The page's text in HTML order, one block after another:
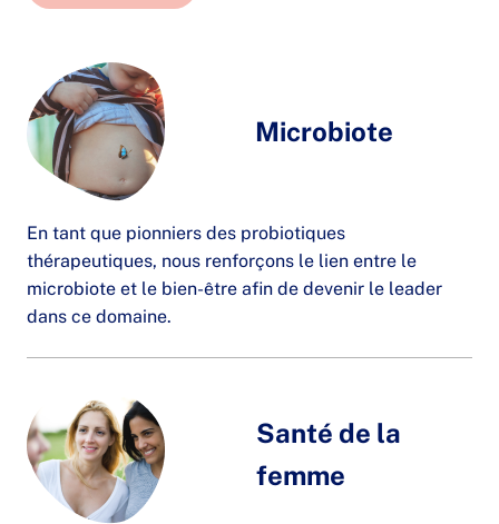
Microbiote
En tant que pionniers des probiotiques
thérapeutiques, nous renforçons le lien entre le
microbiote et le bien-être afin de devenir le leader
dans ce domaine.
Santé de la
femme